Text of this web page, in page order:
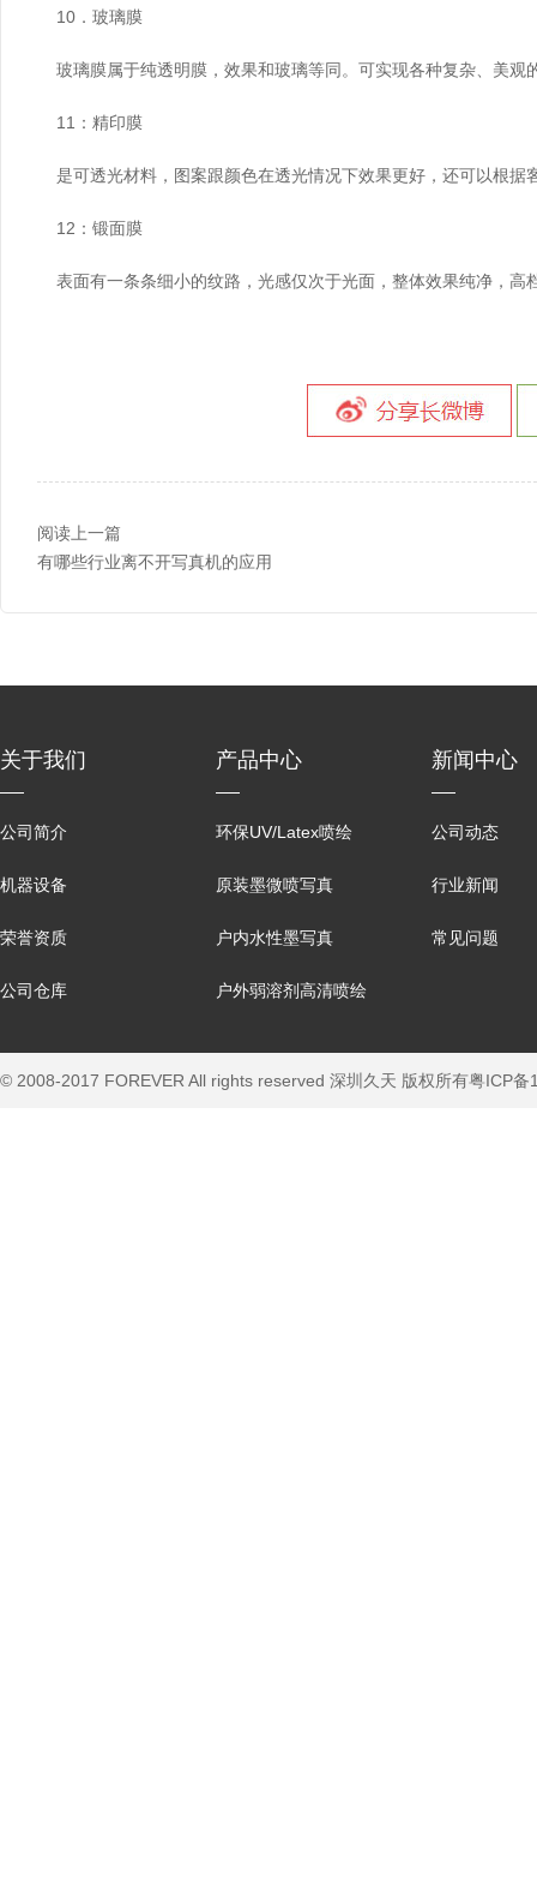
10．玻璃膜
玻璃膜属于纯透明膜，效果和玻璃等同。可实现各种复杂、美观
11：精印膜
是可透光材料，图案跟颜色在透光情况下效果更好，还可以根据
12：锻面膜
表面有一条条细小的纹路，光感仅次于光面，整体效果纯净，高
阅读上一篇
有哪些行业离不开写真机的应用
关于我们
公司简介
机器设备
荣誉资质
公司仓库
产品中心
环保UV/Latex喷绘
原装墨微喷写真
户内水性墨写真
户外弱溶剂高清喷绘
新闻中心
公司动态
行业新闻
常见问题
© 2008-2017 FOREVER All rights reserved 深圳久天 版权所有粤ICP备